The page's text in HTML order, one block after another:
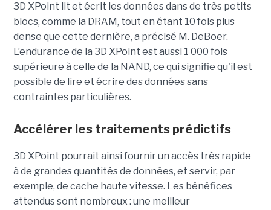
3D XPoint lit et écrit les données dans de très petits
blocs, comme la DRAM, tout en étant 10 fois plus
dense que cette dernière, a précisé M. DeBoer.
L’endurance de la 3D XPoint est aussi 1 000 fois
supérieure à celle de la NAND, ce qui signifie qu'il est
possible de lire et écrire des données sans
contraintes particulières.
Accélérer les traitements prédictifs
3D XPoint pourrait ainsi fournir un accès très rapide
à de grandes quantités de données, et servir, par
exemple, de cache haute vitesse. Les bénéfices
attendus sont nombreux : une meilleur